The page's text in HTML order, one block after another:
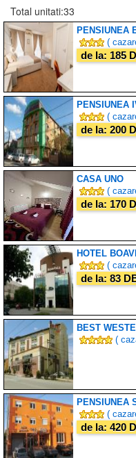
Total unitati:33
PENSIUNEA
(
de la: 185
PENSIUNEA
(
de la: 200
CASA UNO
(
de la: 170
HOTEL
(
de la: 83
BEST
(
PENSIUNEA
(
de la: 420